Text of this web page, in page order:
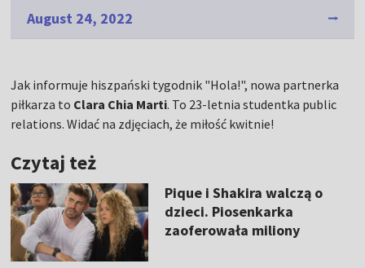
August 24, 2022
Jak informuje hiszpański tygodnik "Hola!", nowa partnerka
piłkarza to Clara Chia Marti. To 23-letnia studentka public
relations. Widać na zdjęciach, że miłość kwitnie!
Czytaj też
Pique i Shakira walczą o
dzieci. Piosenkarka
zaoferowała miliony